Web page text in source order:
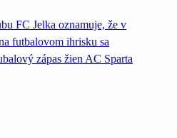
FC Jelka oznamuje, že v
futbalovom ihrisku sa
zápas žien AC Sparta